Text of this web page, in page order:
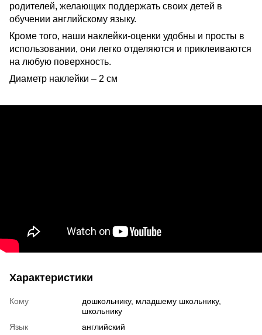
родителей, желающих поддержать своих детей в
обучении английскому языку.
Кроме того, наши наклейки-оценки удобны и просты в
использовании, они легко отделяются и приклеиваются
на любую поверхность.
Диаметр наклейки – 2 см
Характеристики
Кому
дошкольнику, младшему школьнику,
школьнику
Язык
английский